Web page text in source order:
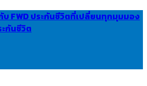
บ FWD ประกันชีวิตที่เปลี่ยนทุกมุมมอง
กันชีวิต